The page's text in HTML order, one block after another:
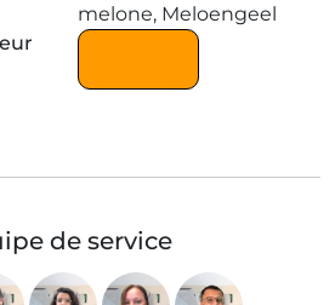
melone, Meloengeel
de service